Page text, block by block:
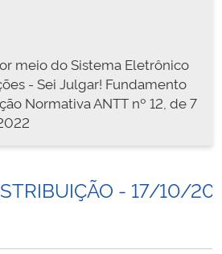
meio do Sistema Eletrônico
- Sei Julgar! Fundamento
Normativa ANTT nº 12, de 7
- 17/10/